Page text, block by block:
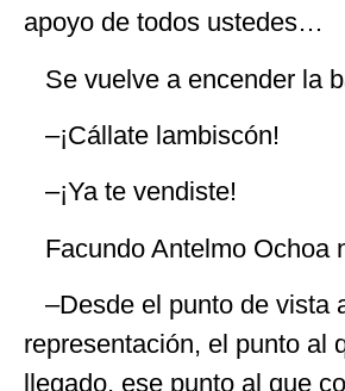
apoyo de todos ustedes…
Se vuelve a encender la
–¡Cállate lambiscón!
–¡Ya te vendiste!
Facundo Antelmo Ochoa
–Desde el punto de vista
representación, el punto al
llegado, ese punto al que